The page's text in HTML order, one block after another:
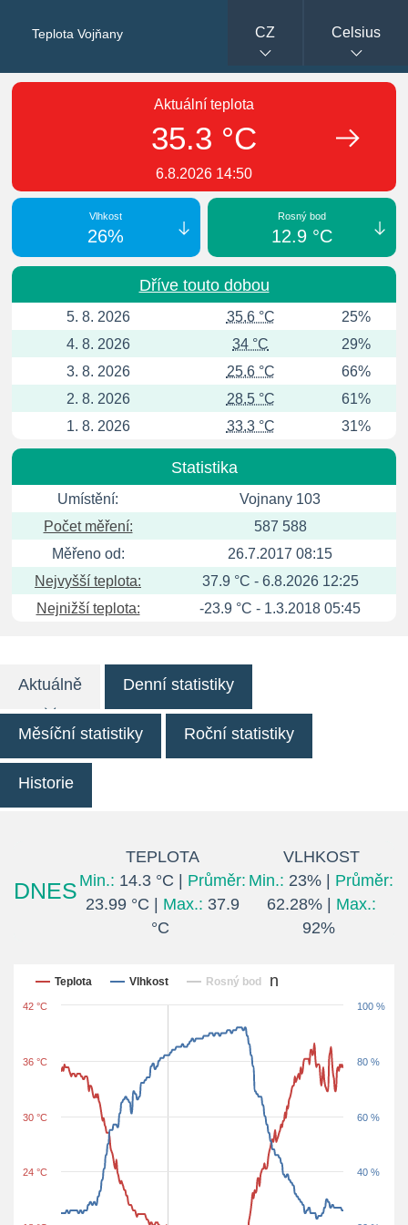
Teplota Vojňany CZ Celsius
Aktuální teplota
35.3 °C
6.8.2026 14:50
Vlhkost
26%
Rosný bod
12.9 °C
Dříve touto dobou
5. 8. 2026 35.6 °C
25%
4. 8. 2026
34 °C
29%
3. 8. 2026
25.6 °C
66%
2. 8. 2026
28.5 °C
61%
1. 8. 2026
33.3 °C 31%
Statistika
Umístění:
Vojnany 103
Počet měření:
587 588
Měřeno od:
26.7.2017 08:15
Nejvyšší teplota:
37.9 °C - 6.8.2026 12:25
Nejnižší teplota:
-23.9 °C - 1.3.2018 05:45
Aktuálně Denní statistiky
Měsíční statistiky Roční statistiky
Historie
DNES
TEPLOTA
Min.: 14.3 °C | Průměr:
23.99 °C | Max.: 37.9
°C
VLHKOST
Min.: 23% | Průměr:
62.28% | Max.:
92%
Posledních 24 hodin
Teplota Vlhkost Rosný bod
24 °C
30 °C
36 °C
42 °C
40 %
60 %
80 %
100 %